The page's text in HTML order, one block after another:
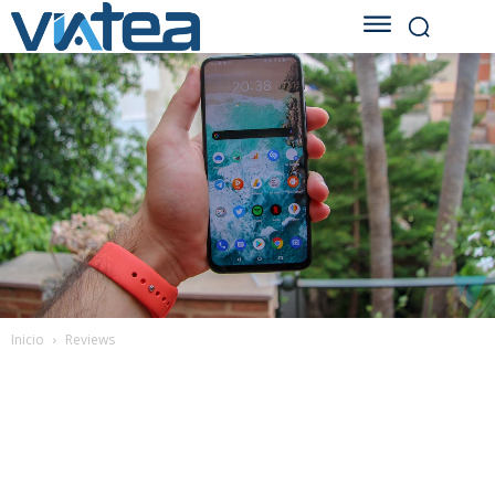
Inicio Reviews